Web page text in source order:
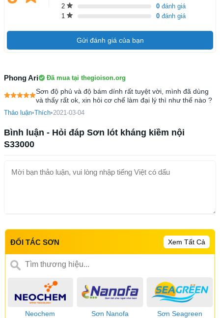
2 0 đánh giá
1
0 đánh giá
Gửi đánh giá của bạn
Phong Ari Đã mua tại thegioison.org
Sơn độ phủ và độ bám dính rất tuyệt vời, mình đã dùng
và thấy rất ok, xin hỏi cơ chế làm đại lý thì như thế nào ?
Thảo luận•Thích•2021-03-04
Bình luận - Hỏi đáp Sơn lót kháng kiềm nội
S33000
ĐỐI TÁC SƠN Xem Tất Cả
Neochem Sơn Nanofa Sơn Seagreen